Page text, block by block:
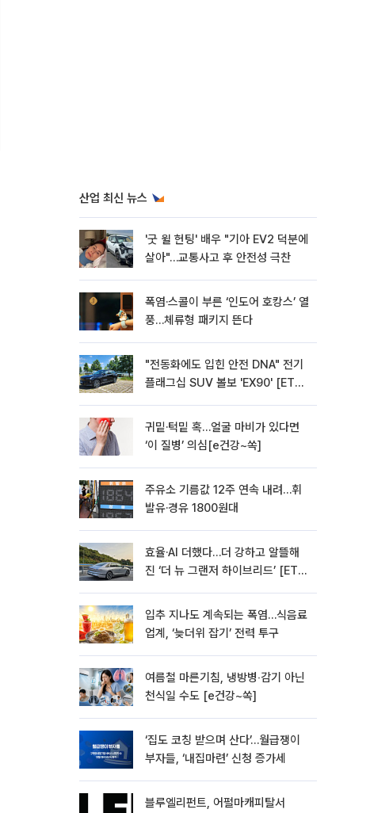
산업 최신 뉴스
'굿 윌 헌팅' 배우 "기아 EV2 덕분에
살아"…교통사고 후 안전성 극찬
폭염·스콜이 부른 ‘인도어 호캉스’ 열
풍…체류형 패키지 뜬다
"전동화에도 입힌 안전 DNA" 전기
플래그십 SUV 볼보 'EX90' [ET의
귀밑·턱밑 혹…얼굴 마비가 있다면
‘이 질병’ 의심[e건강~쏙]
주유소 기름값 12주 연속 내려…휘
발유·경유 1800원대
효율·AI 더했다…더 강하고 알뜰해
진 ‘더 뉴 그랜저 하이브리드’ [ET의
입추 지나도 계속되는 폭염…식음료
업계, ‘늦더위 잡기’ 전력 투구
여름철 마른기침, 냉방병‧감기 아닌
천식일 수도 [e건강~쏙]
‘집도 코칭 받으며 산다’…월급쟁이
부자들, ‘내집마련’ 신청 증가세
블루엘리펀트, 어펄마캐피탈서